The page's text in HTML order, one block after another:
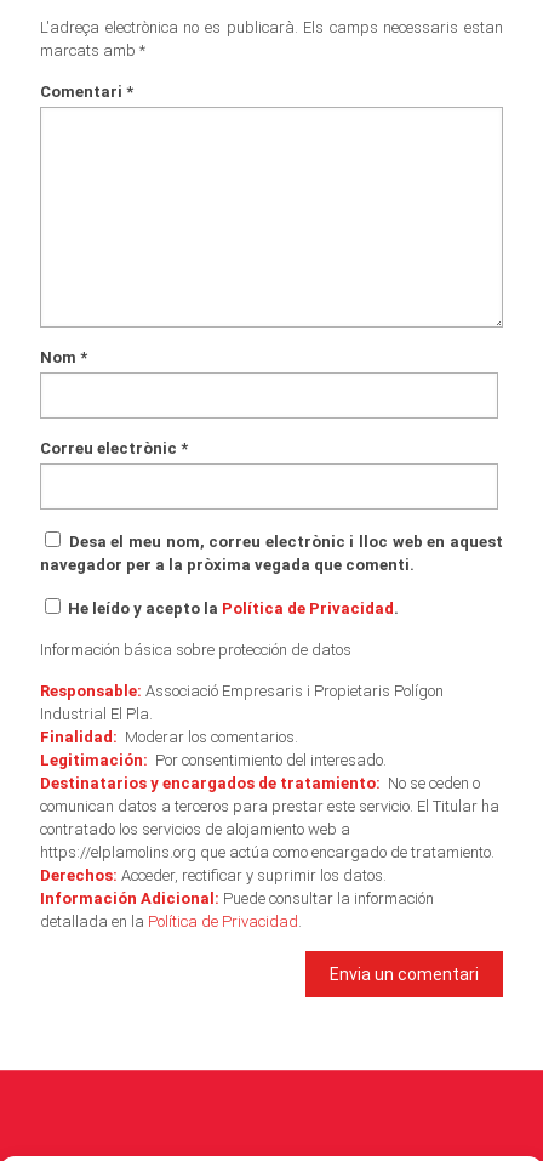
L'adreça electrònica no es publicarà. Els camps necessaris estan
marcats amb *
Comentari *
Nom *
Correu electrònic *
Desa el meu nom, correu electrònic i lloc web en aquest
navegador per a la pròxima vegada que comenti.
He leído y acepto la Política de Privacidad.
Información básica sobre protección de datos
Responsable: Associació Empresaris i Propietaris Polígon
Industrial El Pla.
Finalidad: Moderar los comentarios.
Legitimación: Por consentimiento del interesado.
Destinatarios y encargados de tratamiento: No se ceden o
comunican datos a terceros para prestar este servicio. El Titular ha
contratado los servicios de alojamiento web a
https://elplamolins.org que actúa como encargado de tratamiento.
Derechos: Acceder, rectificar y suprimir los datos.
Información Adicional: Puede consultar la información
detallada en la Política de Privacidad